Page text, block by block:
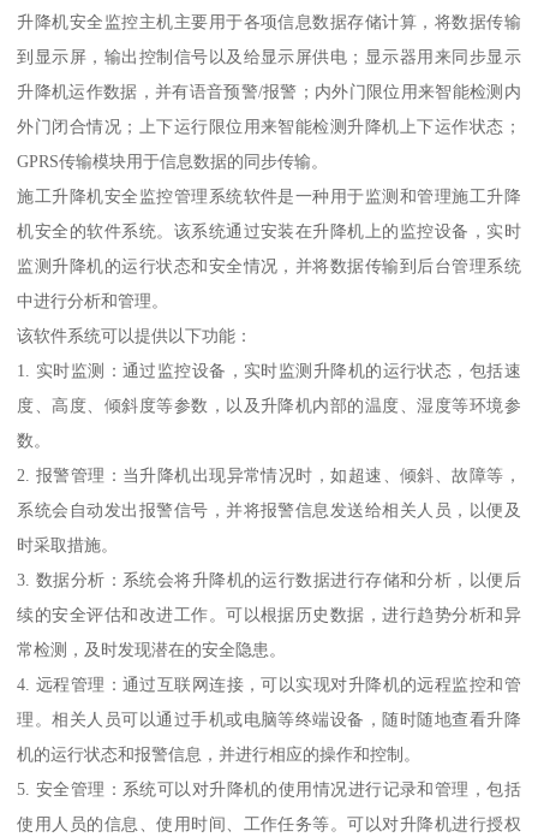
升降机安全监控主机主要用于各项信息数据存储计算，将数据传输
到显示屏，输出控制信号以及给显示屏供电；显示器用来同步显示
升降机运作数据，并有语音预警/报警；内外门限位用来智能检测内
外门闭合情况；上下运行限位用来智能检测升降机上下运作状态；
GPRS传输模块用于信息数据的同步传输。
施工升降机安全监控管理系统软件是一种用于监测和管理施工升降
机安全的软件系统。该系统通过安装在升降机上的监控设备，实时
监测升降机的运行状态和安全情况，并将数据传输到后台管理系统
中进行分析和管理。
该软件系统可以提供以下功能：
1. 实时监测：通过监控设备，实时监测升降机的运行状态，包括速
度、高度、倾斜度等参数，以及升降机内部的温度、湿度等环境参
数。
2. 报警管理：当升降机出现异常情况时，如超速、倾斜、故障等，
系统会自动发出报警信号，并将报警信息发送给相关人员，以便及
时采取措施。
3. 数据分析：系统会将升降机的运行数据进行存储和分析，以便后
续的安全评估和改进工作。可以根据历史数据，进行趋势分析和异
常检测，及时发现潜在的安全隐患。
4. 远程管理：通过互联网连接，可以实现对升降机的远程监控和管
理。相关人员可以通过手机或电脑等终端设备，随时随地查看升降
机的运行状态和报警信息，并进行相应的操作和控制。
5. 安全管理：系统可以对升降机的使用情况进行记录和管理，包括
使用人员的信息、使用时间、工作任务等。可以对升降机进行授权